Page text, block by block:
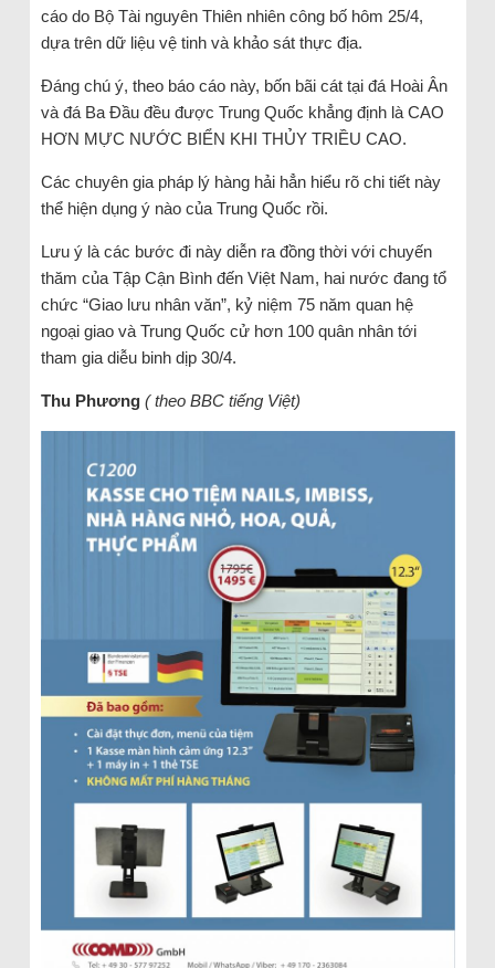
cáo do Bộ Tài nguyên Thiên nhiên công bố hôm 25/4,
dựa trên dữ liệu vệ tinh và khảo sát thực địa.
Đáng chú ý, theo báo cáo này, bốn bãi cát tại đá Hoài Ân
và đá Ba Đầu đều được Trung Quốc khẳng định là CAO
HƠN MỰC NƯỚC BIỂN KHI THỦY TRIỀU CAO.
Các chuyên gia pháp lý hàng hải hẳn hiểu rõ chi tiết này
thể hiện dụng ý nào của Trung Quốc rồi.
Lưu ý là các bước đi này diễn ra đồng thời với chuyến
thăm của Tập Cận Bình đến Việt Nam, hai nước đang tổ
chức “Giao lưu nhân văn”, kỷ niệm 75 năm quan hệ
ngoại giao và Trung Quốc cử hơn 100 quân nhân tới
tham gia diễu binh dịp 30/4.
Thu Phương ( theo BBC tiếng Việt)